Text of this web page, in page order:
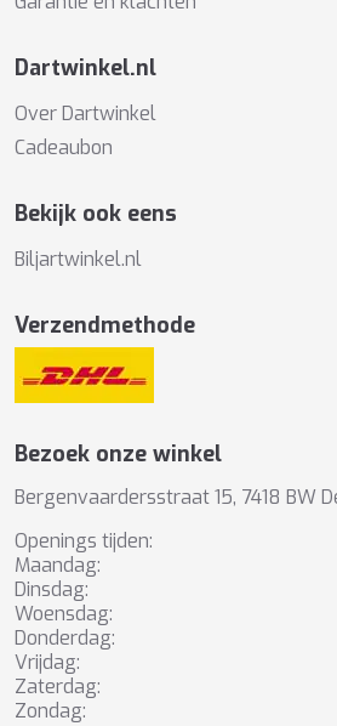
Dartwinkel.nl
Over Dartwinkel
Cadeaubon
Bekijk ook eens
Biljartwinkel.nl
Verzendmethode
Bezoek onze winkel
Bergenvaardersstraat 15, 7418 BW
Openings tijden:
Maandag:
Dinsdag:
Woensdag:
Donderdag:
Vrijdag:
Zaterdag:
Zondag: